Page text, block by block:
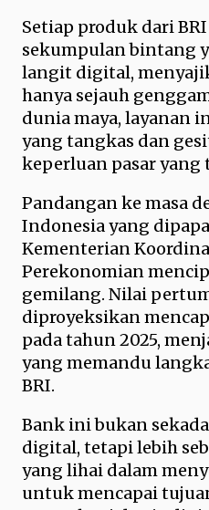
Setiap produk dari
sekumpulan bintang
langit digital,
hanya sejauh
dunia maya, layanan
yang tangkas dan
keperluan pasar yang
Pandangan ke masa
Indonesia yang
Kementerian
Perekonomian
gemilang. Nilai
diproyeksikan
pada tahun 2025,
yang memandu
BRI.
Bank ini bukan
digital, tetapi lebih
yang lihai dalam
untuk mencapai